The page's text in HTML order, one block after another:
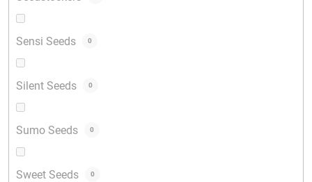
Sensi Seeds 0
Silent Seeds 0
Sumo Seeds 0
Sweet Seeds 0